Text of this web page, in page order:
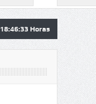
18:46:34 Horas